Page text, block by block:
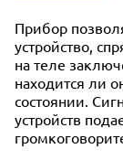
Прибор
устройство,
на теле
находится ли
состоянии.
устройств